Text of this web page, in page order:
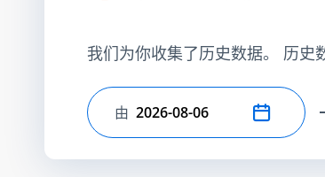
我们为你收集了历史数据。 历史
选择开始日期
由